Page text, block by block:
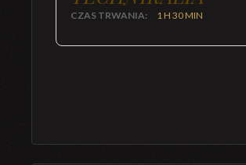
CZAS TRWANIA: 1 H 30 MIN